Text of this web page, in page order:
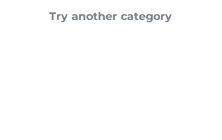
Try another category